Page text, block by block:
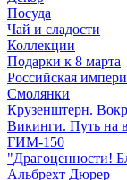
Посуда
Чай и сладости
Коллекции
Подарки к 8 марта
Российская
Смолянки
Крузенштерн.
Викинги. Путь на
ГИМ-150
"Драгоценности!
Альбрехт Дюрер